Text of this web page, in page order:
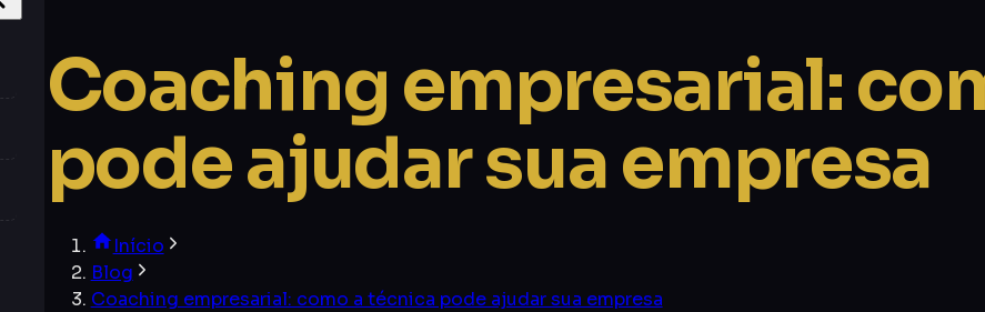
Coaching empresarial:
pode ajudar sua empresa
Início
Blog
Coaching empresarial: como a técnica pode ajudar sua empresa